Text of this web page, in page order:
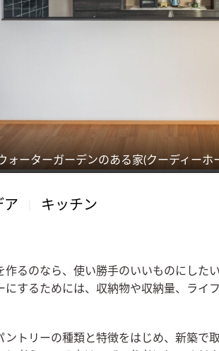
ォーターガーデンのある家(クーディーホ
ア キッチン
るのなら、使い勝手のいいものにしたい
にするためには、収納物や収納量、ライ
トリーの種類と特徴をはじめ、新築で